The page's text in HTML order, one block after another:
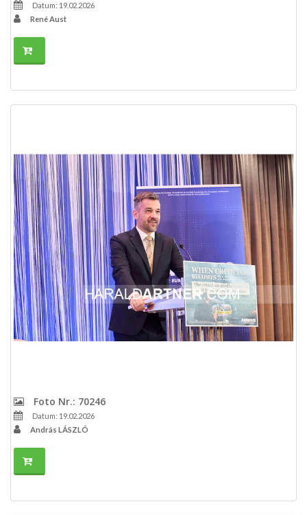
Datum: 19.02.2026
René Aust
Foto Nr.: 70246
Datum: 19.02.2026
András LÁSZLÓ